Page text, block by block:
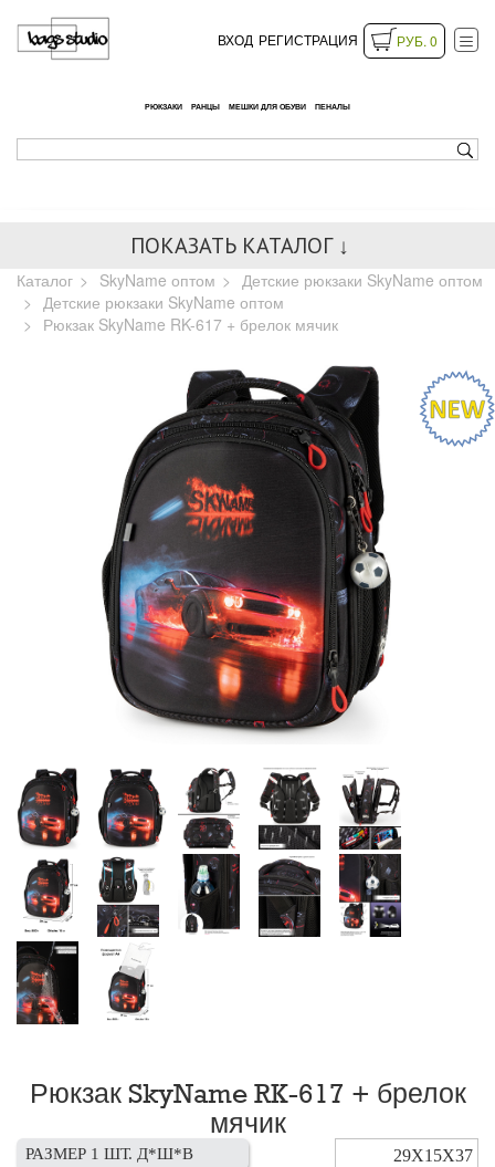
ВХОД РЕГИСТРАЦИЯ РУБ. 0
РЮКЗАКИ РАНЦЫ МЕШКИ ДЛЯ ОБУВИ ПЕНАЛЫ
ПОКАЗАТЬ КАТАЛОГ ↓
Каталог SkyName оптом
Детские рюкзаки SkyName оптом
Детские рюкзаки SkyName оптом
Рюкзак SkyName RK-617 + брелок мячик
Рюкзак SkyName RK-617 + брелок
мячик
РАЗМЕР 1 ШТ. Д*Ш*В 29Х15Х37